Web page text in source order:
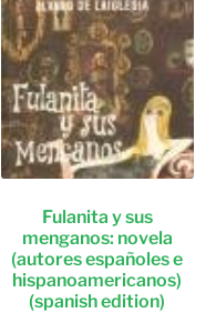
Fulanita y sus
menganos: novela
(autores españoles e
hispanoamericanos)
(spanish edition)